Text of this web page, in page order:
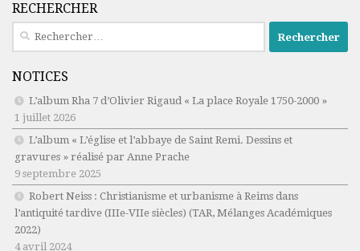
RECHERCHER
Rechercher :
NOTICES
L’album Rha 7 d’Olivier Rigaud « La place Royale 1750-2000 »
1 juillet 2026
L’album « L’église et l’abbaye de Saint Remi. Dessins et
gravures » réalisé par Anne Prache
9 septembre 2025
Robert Neiss : Christianisme et urbanisme à Reims dans
l’antiquité tardive (IIIe-VIIe siècles) (TAR, Mélanges Académiques
2022)
4 avril 2024